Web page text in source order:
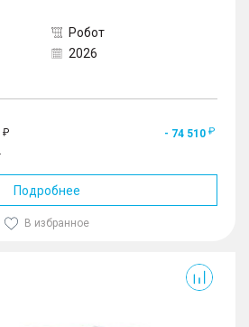
Робот
2026
- 74 510
Подробнее
В избранное